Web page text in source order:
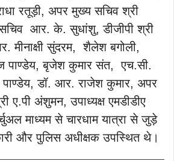
रतूड़ी, अपर मुख्य सचिव श्री
आर. के. सुधांशु, डीजीपी श्री
मीनाक्षी सुंदरम, शैलेश बगोली,
पाण्डेय, बृजेश कुमार संत, एच.सी.
डॉ. आर. राजेश कुमार, अपर
ए.पी अंशुमन, उपाध्यक्ष एमडीडीए
माध्यम से चारधाम यात्रा से जुड़े
और पुलिस अधीक्षक उपस्थित थे।